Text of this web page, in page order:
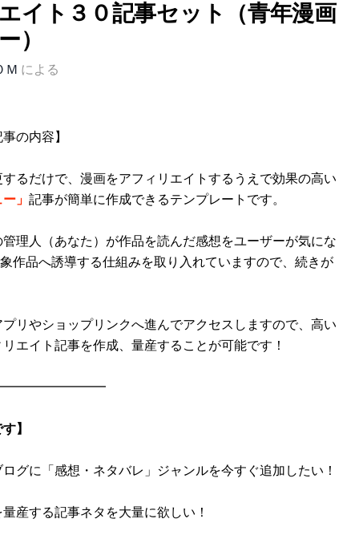
イト３０記事セット（青年漫画
）
Ｍ による
の内容】
るだけで、漫画をアフィリエイトするうえで効果の高い
」 記事が簡単に作成できるテンプレートです。
理人（あなた）が作品を読んだ感想をユーザーが気にな
作品へ誘導する仕組みを取り入れていますので、続きが
リやショップリンクへ進んでアクセスしますので、高い
エイト記事を作成、量産することが可能です！
】
グに「感想・ネタバレ」ジャンルを今すぐ追加したい！
産する記事ネタを大量に欲しい！